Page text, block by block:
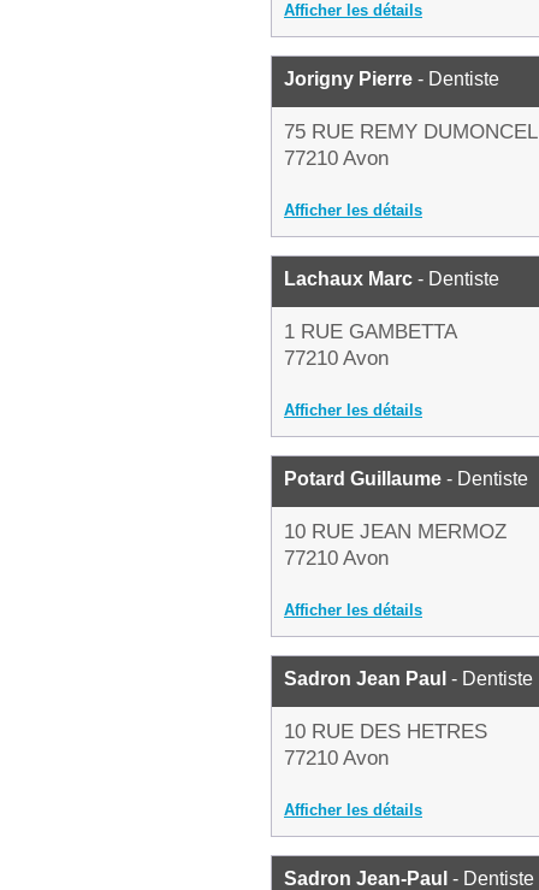
Afficher les détails
Jorigny Pierre - Dentiste
75 RUE REMY DUMONCEL
77210 Avon
Afficher les détails
Lachaux Marc - Dentiste
1 RUE GAMBETTA
77210 Avon
Afficher les détails
Potard Guillaume - Dentiste
10 RUE JEAN MERMOZ
77210 Avon
Afficher les détails
Sadron Jean Paul - Dentiste
10 RUE DES HETRES
77210 Avon
Afficher les détails
Sadron Jean-Paul - Dentiste